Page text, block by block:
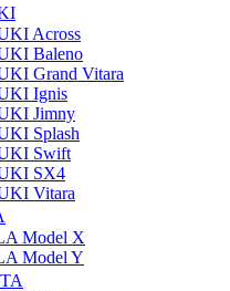
Across
Baleno
Grand Vitara
Ignis
Jimny
Splash
Swift
SX4
Vitara
Model X
Model Y